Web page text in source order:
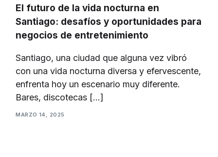
El futuro de la vida nocturna en
Santiago: desafíos y oportunidades para
negocios de entretenimiento
Santiago, una ciudad que alguna vez vibró
con una vida nocturna diversa y efervescente,
enfrenta hoy un escenario muy diferente.
Bares, discotecas […]
MARZO 14, 2025